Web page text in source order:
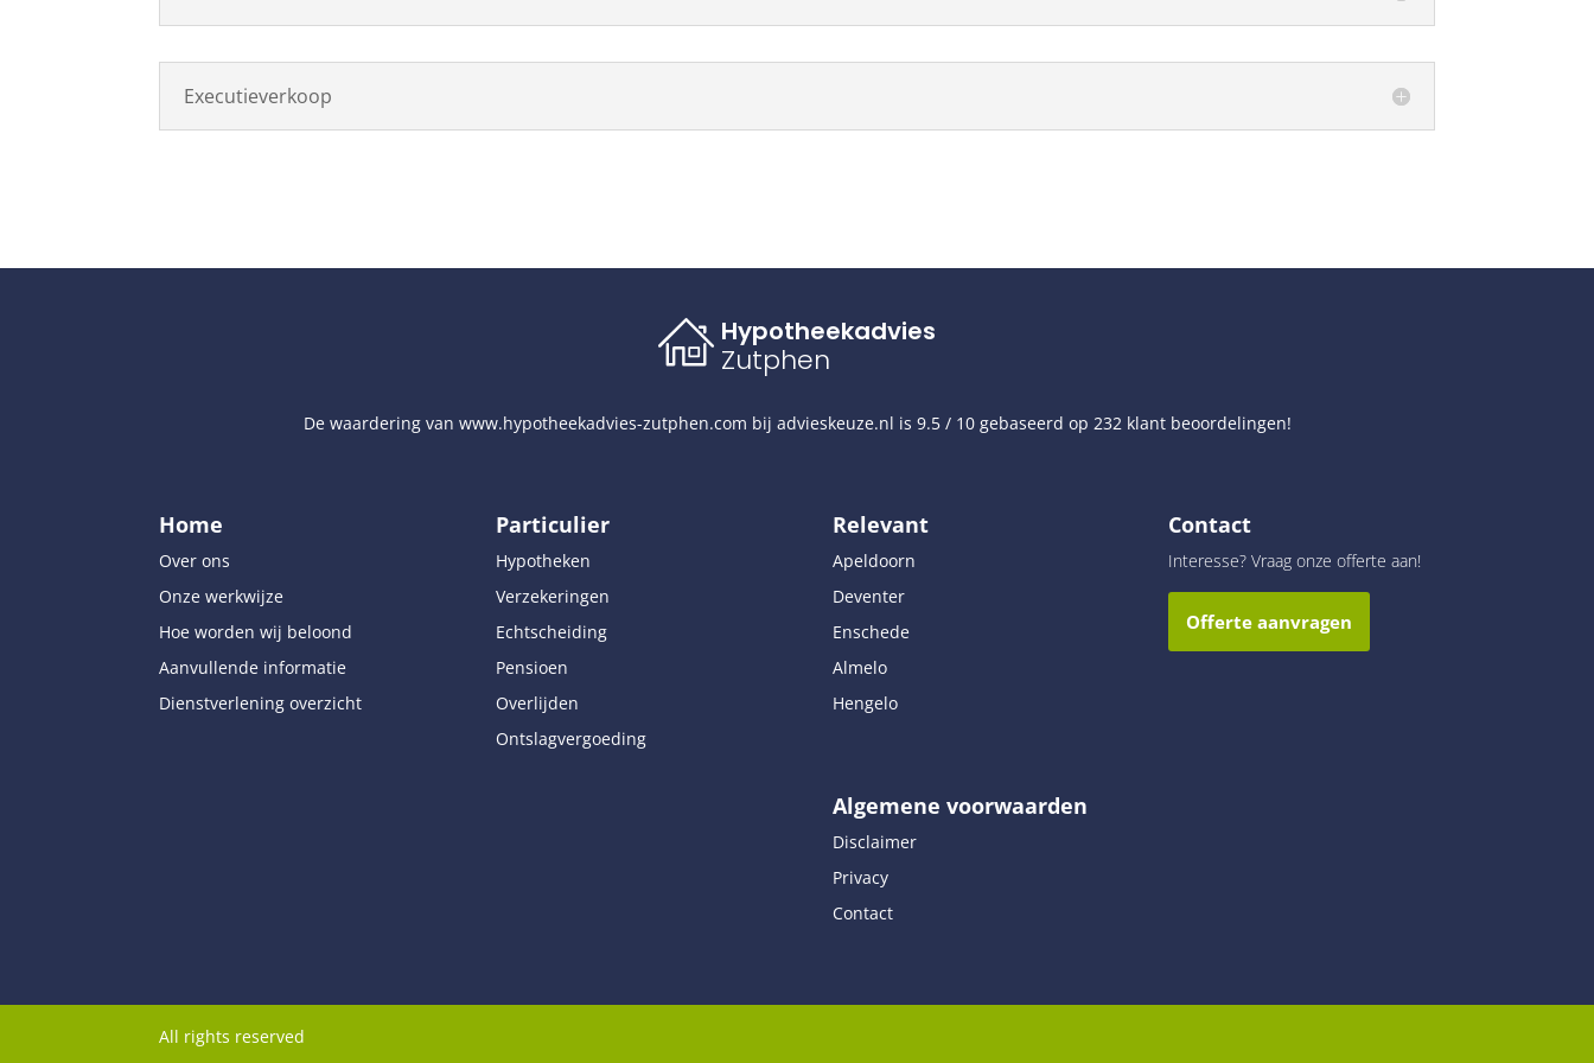
Executieverkoop
Hypotheekadvies
Zutphen
De waardering van www.hypotheekadvies-zutphen.com bij advieskeuze.nl is 9.5/ 10gebaseerd op 232klant beoordelingen!
Home
Over ons
Onze werkwijze
Hoe worden wij beloond
Aanvullende informatie
Dienstverlening overzicht
Particulier
Hypotheken
Verzekeringen
Echtscheiding
Pensioen
Overlijden
Ontslagvergoeding
Relevant
Apeldoorn
Deventer
Enschede
Almelo
Hengelo
Algemene voorwaarden
Disclaimer
Privacy
Contact
Contact
Interesse? Vraag onze offerte aan!
Offerte aanvragen
All rights reserved